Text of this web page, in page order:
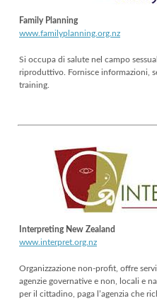
Family Planning
www.familyplanning.org.nz
Si occupa di salute nel campo
riproduttivo. Fornisce informazioni,
training.
Interpreting New Zealand
www.interpret.org.nz
Organizzazione non-profit, offre
agenzie governative e non, locali e
per il cittadino, paga l’agenzia che